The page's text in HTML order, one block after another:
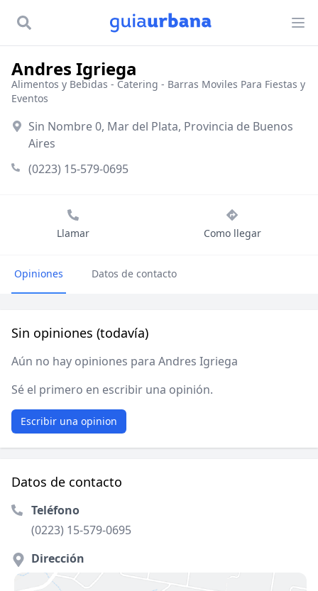
Andres Igriega
Alimentos y Bebidas - Catering - Barras Moviles Para Fiestas y
Eventos
Sin Nombre 0, Mar del Plata, Provincia de Buenos
Aires
(0223) 15-579-0695
Llamar Como llegar
Opiniones Datos de contacto
Sin opiniones (todavía)
Aún no hay opiniones para Andres Igriega
Sé el primero en escribir una opinión.
Escribir una opinion
Datos de contacto
Teléfono
(0223) 15-579-0695
Dirección